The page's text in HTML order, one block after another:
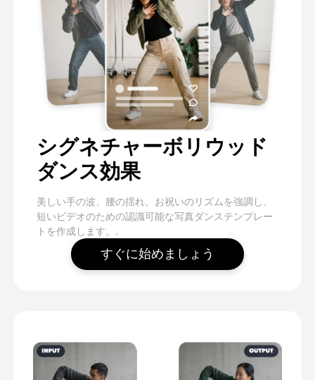
シグネチャーボリウッド
ダンス効果
美しい手の波、腰の揺れ、お祝いのリズムを強調し、
短いビデオのための認識可能な写真ダンステンプレー
トを作成します。.
すぐに始めましょう